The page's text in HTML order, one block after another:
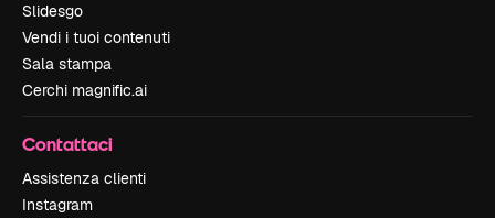
Slidesgo
Vendi i tuoi contenuti
Sala stampa
Cerchi magnific.ai
Contattaci
Assistenza clienti
Instagram